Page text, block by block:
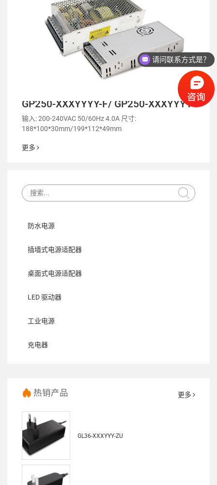
GP250-XXXYYYY-F/ GP250-XXXYYYY
输入: 200-240VAC 50/60Hz 4.0A 尺寸:
188*100*30mm/199*112*49mm
更多
防水电源
插墙式电源适配器
桌面式电源适配器
LED 驱动器
工业电源
充电器
热销产品 更多
GL36-XXXYYY-ZU
请问联系方式是？